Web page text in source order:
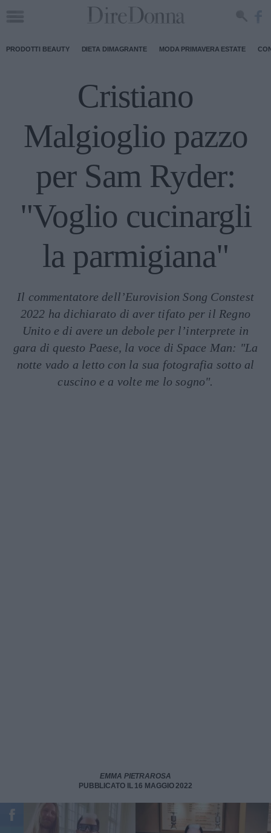
PRODOTTI BEAUTY DIETA DIMAGRANTE MODA PRIMAVERA ESTATE
Cristiano
Malgioglio pazzo
per Sam Ryder:
"Voglio cucinargli
la parmigiana"
Il commentatore dell’Eurovision Song Constest
2022 ha dichiarato di aver tifato per il Regno
Unito e di avere un debole per l’interprete in
gara di questo Paese, la voce di Space Man: "La
notte vado a letto con la sua fotografia sotto al
cuscino e a volte me lo sogno".
EMMA PIETRAROSA
PUBBLICATO IL 16 MAGGIO 2022